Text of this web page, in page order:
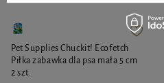
Pet Supplies Chuckit! Ecofetch
Piłka zabawka dla psa mała 5 cm
2 szt.